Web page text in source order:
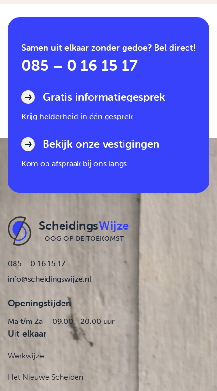
Samen uit elkaar zonder gedoe? Bel direct!
085 – 0 16 15 17
Gratis informatiegesprek
Krijg helderheid in één gesprek
Bekijk onze vestigingen
Kom op afspraak bij ons langs
ScheidingsWijze
OOG OP DE TOEKOMST
085 – 0 16 15 17
info@scheidingswijze.nl
Openingstijden
Ma t/m Za 09.00 - 20.00 uur
Uit elkaar
Werkwijze
Het Nieuwe Scheiden